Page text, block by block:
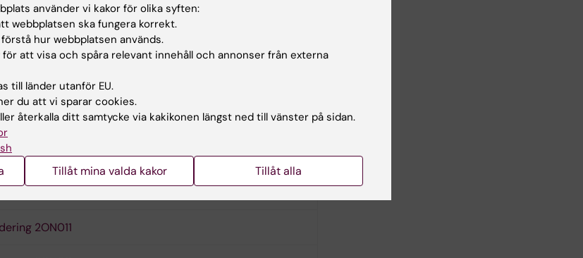
samt kursanalys
en del av Karolinska Institutets
och genomförs enligt de riktlinjer som är
för utbildning på grundnivå och avancerad
fr.o.m. VT23
2ON011
använder vi kakor för olika syften:
webbplatsen ska fungera korrekt.
hur webbplatsen används.
för att visa och spåra relevant innehåll och annonser från externa
till länder utanför EU.
du att vi sparar cookies.
återkalla ditt samtycke via kakikonen längst ned till vänster på sidan.
Tillåt mina valda kakor Tillåt alla